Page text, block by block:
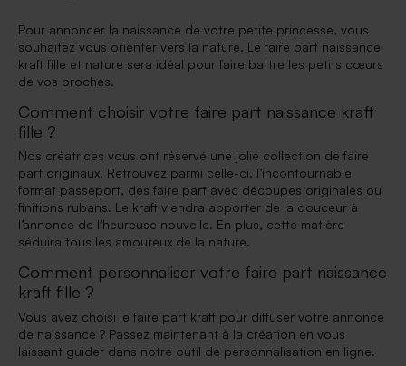
Pour annoncer la naissance de votre petite princesse, vous
souhaitez vous orienter vers la nature. Le faire part naissance
kraft fille et nature sera idéal pour faire battre les petits cœurs
de vos proches.
Comment choisir votre faire part naissance kraft
fille ?
Nos créatrices vous ont réservé une jolie collection de faire
part originaux. Retrouvez parmi celle-ci, l’incontournable
format passeport, des faire part avec découpes originales ou
finitions rubans. Le kraft viendra apporter de la douceur à
l’annonce de l’heureuse nouvelle. En plus, cette matière
séduira tous les amoureux de la nature.
Comment personnaliser votre faire part naissance
kraft fille ?
Vous avez choisi le faire part kraft pour diffuser votre annonce
de naissance ? Passez maintenant à la création en vous
laissant guider dans notre outil de personnalisation en ligne.